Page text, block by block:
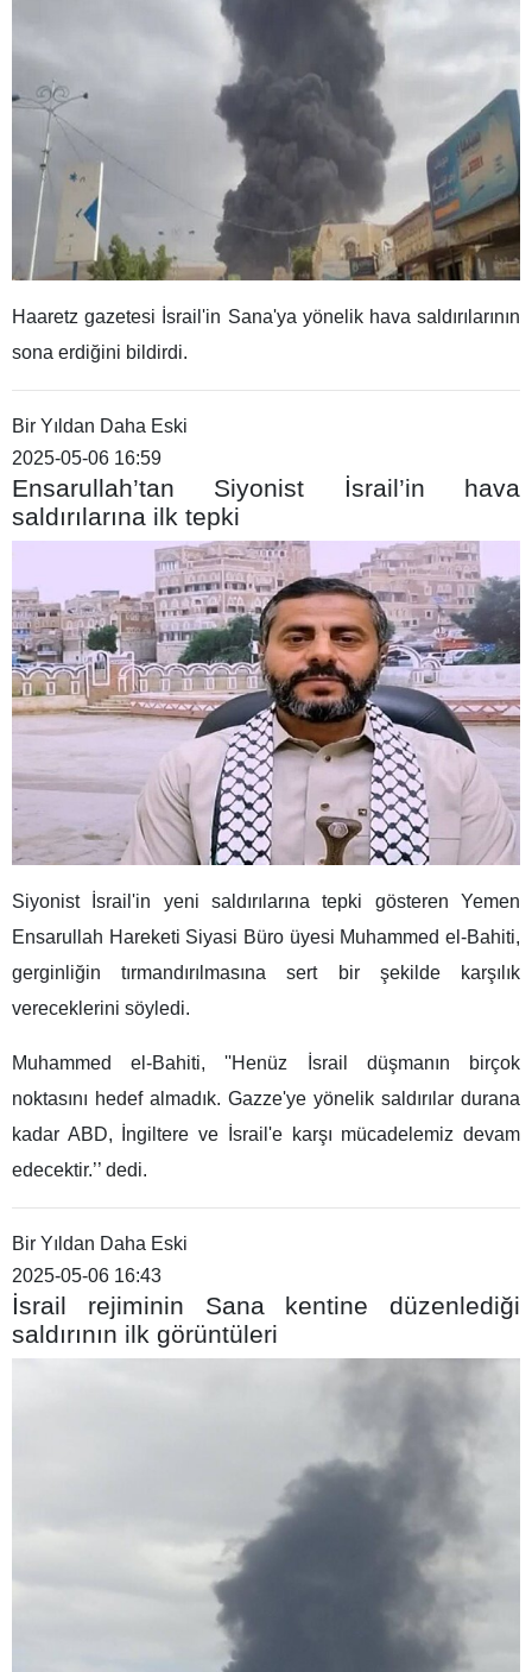
Haaretz gazetesi İsrail'in Sana'ya yönelik hava saldırılarının
sona erdiğini bildirdi.
Bir Yıldan Daha Eski
2025-05-06 16:59
Ensarullah’tan Siyonist İsrail’in hava
saldırılarına ilk tepki
Siyonist İsrail'in yeni saldırılarına tepki gösteren Yemen
Ensarullah Hareketi Siyasi Büro üyesi Muhammed el-Bahiti,
gerginliğin tırmandırılmasına sert bir şekilde karşılık
vereceklerini söyledi.
Muhammed el-Bahiti, ''Henüz İsrail düşmanın birçok
noktasını hedef almadık. Gazze'ye yönelik saldırılar durana
kadar ABD, İngiltere ve İsrail'e karşı mücadelemiz devam
edecektir.’’ dedi.
Bir Yıldan Daha Eski
2025-05-06 16:43
İsrail rejiminin Sana kentine düzenlediği
saldırının ilk görüntüleri